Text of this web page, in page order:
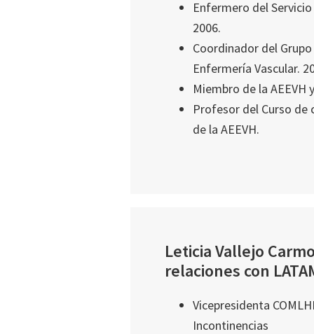
Enfermero del
2006.
Coordinador del
Enfermería Vascular.
Miembro de la AEEVH
Profesor del Curso de
de la AEEVH.
Leticia Vallejo
relaciones con
Vicepresidenta
Incontinencias